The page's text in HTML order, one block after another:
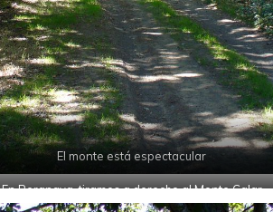
El monte está espectacular
En Peranava, tiramos a derecho al Monte Calar